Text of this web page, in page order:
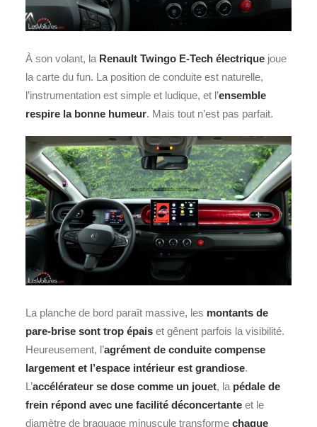
À son volant, la Renault Twingo E-Tech électrique joue
la carte du fun. La position de conduite est naturelle,
l’instrumentation est simple et ludique, et l’ensemble
respire la bonne humeur. Mais tout n’est pas parfait.
La planche de bord paraît massive, les montants de
pare‑brise sont trop épais et gênent parfois la visibilité.
Heureusement, l’agrément de conduite compense
largement et l’espace intérieur est grandiose.
L’accélérateur se dose comme un jouet, la pédale de
frein répond avec une facilité déconcertante et le
diamètre de braquage minuscule transforme chaque